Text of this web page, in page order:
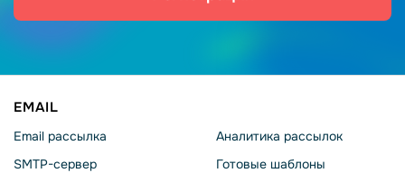
EMAIL
Email рассылка
SMTP-сервер
Аналитика рассылок
Готовые шаблоны